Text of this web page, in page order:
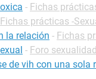
- Fichas
Fichas prácticas -
la relación - Fichas
- Foro sexualidad
de vih con una sola